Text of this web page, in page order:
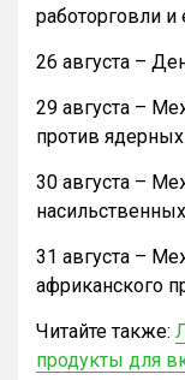
работорговли
26 августа –
29 августа –
против
30 августа –
31 августа –
африканского
Читайте также:
продукты для